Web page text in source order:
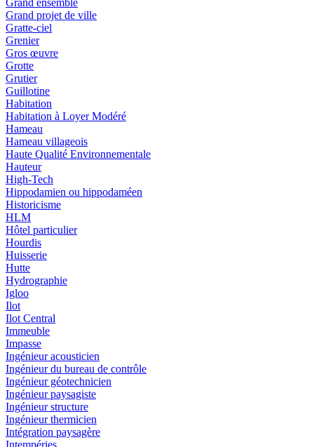
Grand ensemble
Grand projet de ville
Gratte-ciel
Grenier
Gros œuvre
Grotte
Grutier
Guillotine
Habitation
Habitation à Loyer Modéré
Hameau
Hameau villageois
Haute Qualité Environnementale
Hauteur
High-Tech
Hippodamien ou hippodaméen
Historicisme
HLM
Hôtel particulier
Hourdis
Huisserie
Hutte
Hydrographie
Igloo
Ilot
Ilot Central
Immeuble
Impasse
Ingénieur acousticien
Ingénieur du bureau de contrôle
Ingénieur géotechnicien
Ingénieur paysagiste
Ingénieur structure
Ingénieur thermicien
Intégration paysagère